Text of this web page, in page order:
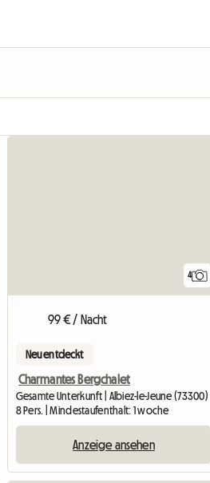
4
99 € / Nacht
Neu entdeckt
Charmantes Bergchalet
Gesamte Unterkunft | Albiez-le-Jeune (73300)
8 Pers. | Mindestaufenthalt: 1 woche
Anzeige ansehen